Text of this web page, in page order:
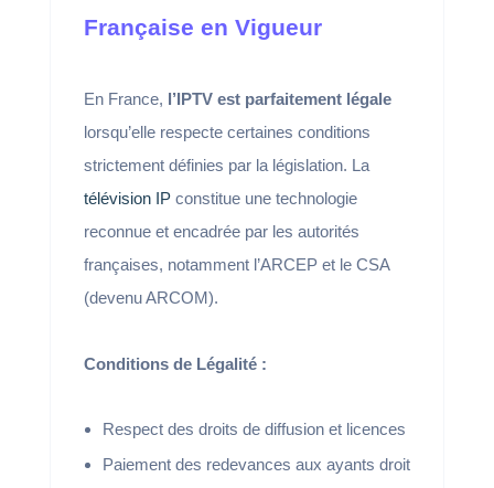
Française en Vigueur
En France, l’IPTV est parfaitement légale
lorsqu’elle respecte certaines conditions
strictement définies par la législation. La
télévision IPconstitue une technologie
reconnue et encadrée par les autorités
françaises, notamment l’ARCEP et le CSA
(devenu ARCOM).
Conditions de Légalité :
Respect des droits de diffusion et licences
Paiement des redevances aux ayants droit